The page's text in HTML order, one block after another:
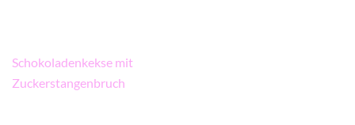
Beitragsnavigation
Schokoladenkekse mit
Zuckerstangenbruch